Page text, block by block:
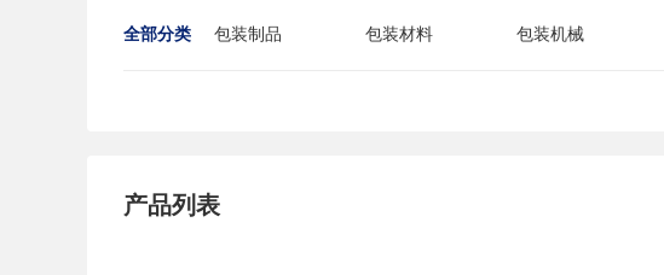
全部分类 包装制品 包装材料 包装机械
产品列表